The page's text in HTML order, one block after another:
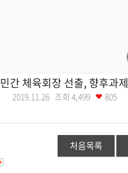
민간 체육회장 선출, 향후과제
2019.11.26 조회 4,499 805
처음목록